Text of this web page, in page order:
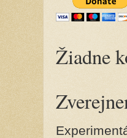
Žiadne